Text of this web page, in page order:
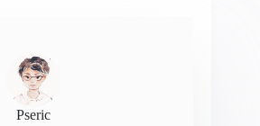
Pseric